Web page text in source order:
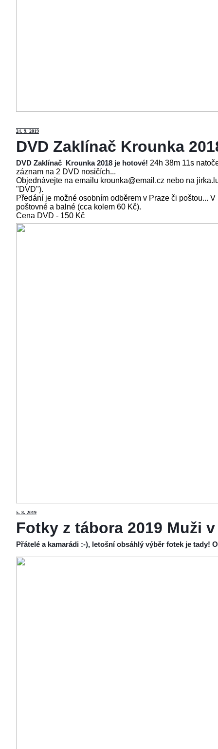
24. 9. 2019
DVD Zaklínač Krounka
DVD Zaklínač Krounka 2018 je hotové! 24h 38m 11s
záznam na 2 DVD nosičích...
Objednávejte na emailu krounka@email.cz nebo na
"DVD").
Předání je možné osobním odběrem v Praze či poštou...
poštovné a balné (cca kolem 60 Kč).
Cena DVD - 150 Kč
5. 8. 2019
Fotky z tábora 2019 Muži
Přátelé a kamarádi :-), letošní obsáhlý výběr fotek je tady!